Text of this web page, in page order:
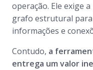
operação. Ele exige
grafo estrutural
informações e
Contudo, a
entrega um valor